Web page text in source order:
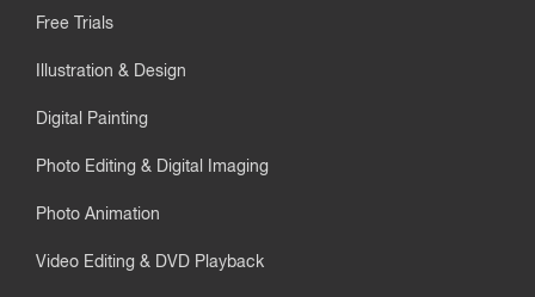
Free Trials
Illustration & Design
Digital Painting
Photo Editing & Digital Imaging
Photo Animation
Video Editing & DVD Playback